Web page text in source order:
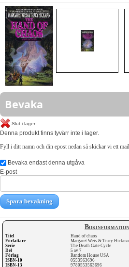
Bokinformation
Titel
Hand of chaos
Författare
Margaret Weis & Tracy
Serie
The Death Gate Cycle
Del
5 av 7
Förlag
Random House USA
ISBN-10
0553563696
ISBN-13
9780553563696
Bevaka
Slut i lager.
Denna produkt finns tyvärr inte i lager.
Fyll i ditt namn och din epost nedan så skickar vi ett
Bevaka endast denna utgåva
E-post
Spara bevakning